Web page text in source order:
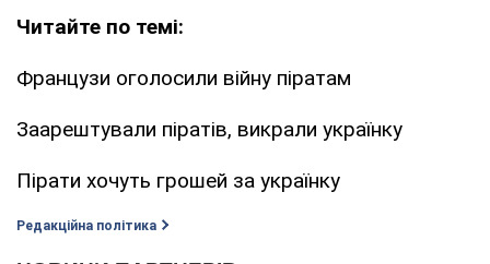
Читайте по темі:
Французи оголосили війну піратам
Заарештували піратів, викрали українку
Пірати хочуть грошей за українку
Редакційна політика